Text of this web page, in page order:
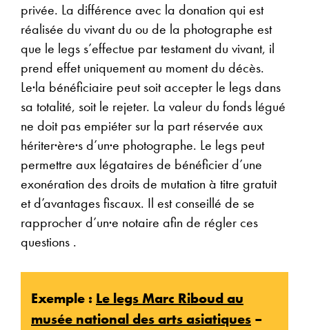
privée. La différence avec la donation qui est
réalisée du vivant du ou de la photographe est
que le legs s’effectue par testament du vivant, il
prend effet uniquement au moment du décès.
Le·la bénéficiaire peut soit accepter le legs dans
sa totalité, soit le rejeter. La valeur du fonds légué
ne doit pas empiéter sur la part réservée aux
hériter·ère·s d’un·e photographe. Le legs peut
permettre aux légataires de bénéficier d’une
exonération des droits de mutation à titre gratuit
et d’avantages fiscaux. Il est conseillé de se
rapprocher d’un·e notaire afin de régler ces
questions .
Exemple : Le legs Marc Riboud au
musée national des arts asiatiques –